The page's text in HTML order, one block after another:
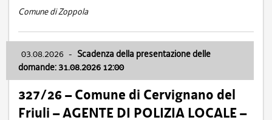
Comune di Zoppola
03.08.2026 - Scadenza della presentazione delle
domande: 31.08.2026 12:00
327/26 – Comune di Cervignano del
Friuli – AGENTE DI POLIZIA LOCALE –